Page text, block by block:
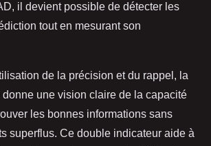
il devient possible de détecter les
tout en mesurant son
de la précision et du rappel, la
une vision claire de la capacité
les bonnes informations sans
superflus. Ce double indicateur aide à